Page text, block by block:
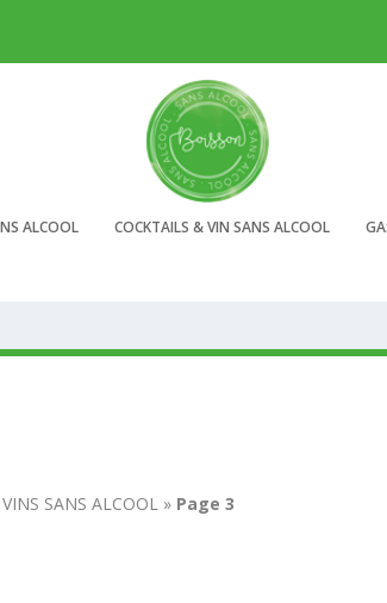
ALCOOL COCKTAILS & VIN SANS ALCOOL
VINS SANS ALCOOL » Page 3